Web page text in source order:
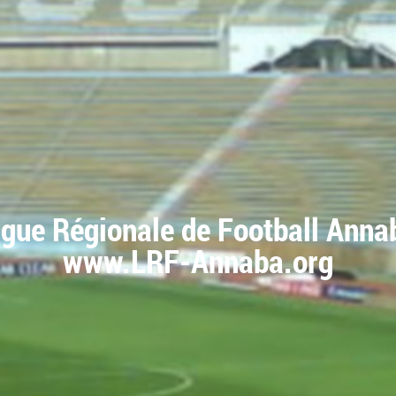
Régionale de Football
www.LRF-Annaba.org